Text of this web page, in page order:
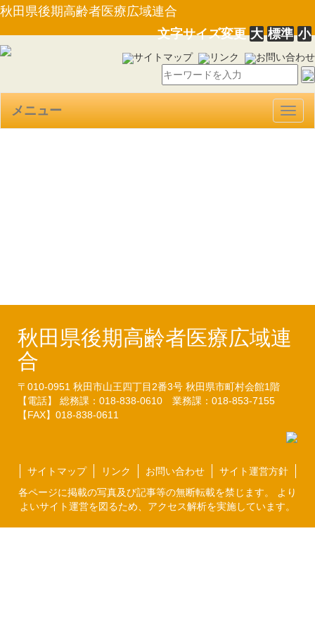
秋田県後期高齢者医療広域連合
文字サイズ変更大 標準 小
サイトマップ リンク お問い合わせ
メニュー
秋田県後期高齢者医療広域連
合
〒010-0951 秋田市山王四丁目2番3号 秋田県市町村会館1階
【電話】 総務課：018-838-0610 業務課：018-853-7155
【FAX】018-838-0611
サイトマップ リンク お問い合わせ
サイト運営方針
各ページに掲載の写真及び記事等の無断転載を禁じます。 より
よいサイト運営を図るため、アクセス解析を実施しています。